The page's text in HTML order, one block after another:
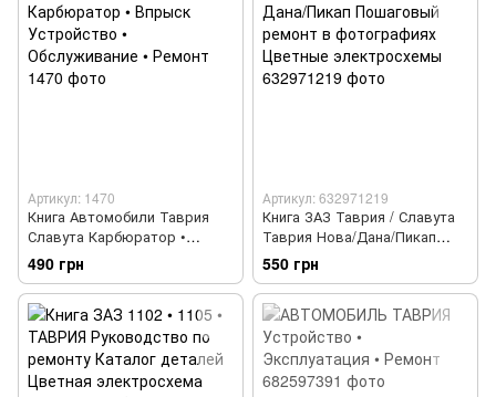
Артикул: 1470
Книга Автомобили Таврия
Славута Карбюратор •
Впрыск Устройство •
Обслуживание • Ремонт
490 грн
Артикул: 632971219
Книга ЗАЗ Таврия / Славута
Таврия Нова/Дана/Пикап
Пошаговый ремонт в
фотографиях Цветные
электросхемы
550 грн